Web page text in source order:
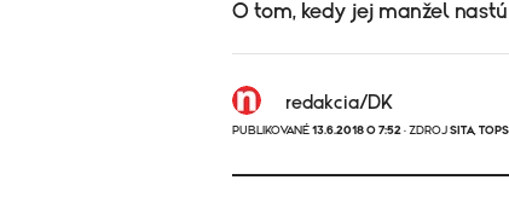
O tom, kedy jej manžel
redakcia/DK
PUBLIKOVANÉ 13.6.2018 O 7:52 · ZDROJ SITA,